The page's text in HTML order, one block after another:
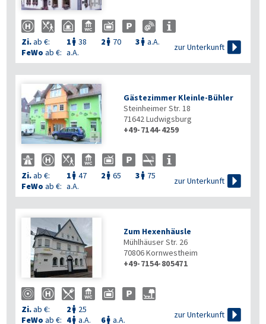

Zi.ab €: 1  38 2  70 3  a.A.
FeWo ab €: a.A.
zur Unterkunft 

Gästezimmer Kleinle-Bühler
Steinheimer Str. 18
71642Ludwigsburg
+49-7144-4259
Zi.ab €: 1  47 2  65 3  75
FeWo ab €: a.A.
zur Unterkunft 
Zum Hexenhäusle
Mühlhäuser Str. 26
70806Kornwestheim
+49-7154-805471
Zi.ab €: 2  25
FeWo ab €: 4 a.A. 6 a.A.
zur Unterkunft 